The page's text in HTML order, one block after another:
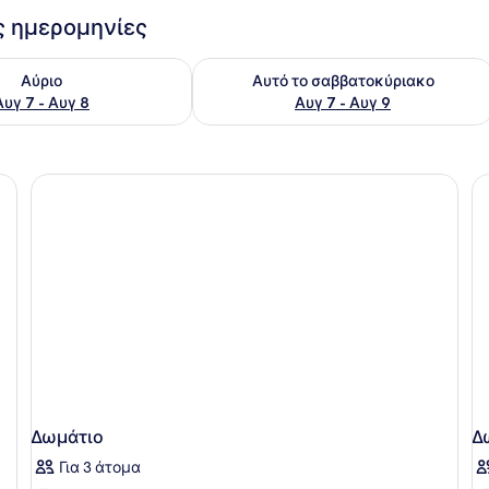
ημερομηνίες
Αύριο
7 - Αυγ 8
για αύριο Αυγ 7 - Αυγ 8
Αυτό το σαββατοκύριακο
Αυγ 7 - Αυγ 9
Έλεγχος διαθεσιμότητας για αυτό
δύο κρεβάτια, ένα κομοδίνο, ένα φωτιστικό, μια καρέκλα και ένα
Δωμάτιο
Για 3 άτομα